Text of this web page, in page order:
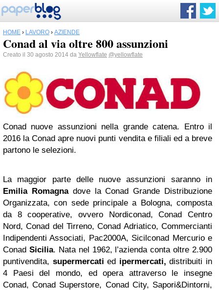
HOME › LAVORO › AZIENDE
Conad al via oltre 800 assunzioni
Creato il 30 agosto 2014 da Yellowflate @yellowflate
Conad nuove assunzioni nella grande catena. Entro il
2016 la Conad apre nuovi punti vendita e filiali ed a breve
partono le selezioni.
La maggior parte delle nuove assunzioni saranno in
Emilia Romagnadove la Conad Grande Distribuzione
Organizzata, con sede principale a Bologna, composta
da 8 cooperative, ovvero Nordiconad, Conad Centro
Nord, Conad del Tirreno, Conad Adriatico, Commercianti
Indipendenti Associati, Pac2000A, Sicilconad Mercurio e
Conad Sicilia. Nata nel 1962, l’azienda conta oltre 2.900
puntivendita, supermercati ed ipermercati, distribuiti in
4 Paesi del mondo, ed opera attraverso le insegne
Conad, Conad Superstore, Conad City, Sapori&Dintorni,